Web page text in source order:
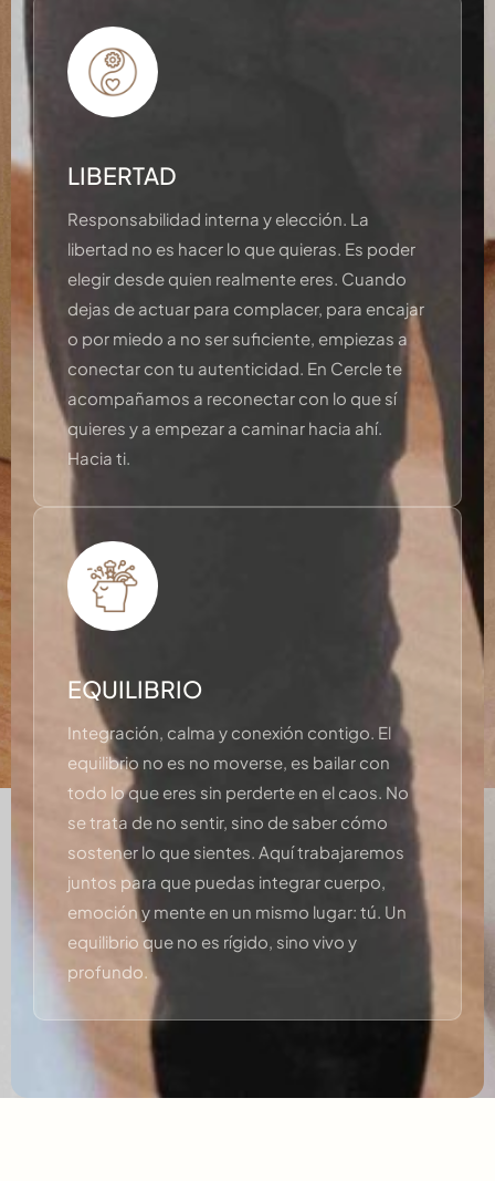
LIBERTAD
Responsabilidad interna y elección. La
libertad no es hacer lo que quieras. Es poder
elegir desde quien realmente eres. Cuando
dejas de actuar para complacer, para encajar
o por miedo a no ser suficiente, empiezas a
conectar con tu autenticidad. En Cercle te
acompañamos a reconectar con lo que sí
quieres y a empezar a caminar hacia ahí.
Hacia ti.
EQUILIBRIO
Integración, calma y conexión contigo. El
equilibrio no es no moverse, es bailar con
todo lo que eres sin perderte en el caos. No
se trata de no sentir, sino de saber cómo
sostener lo que sientes. Aquí trabajaremos
juntos para que puedas integrar cuerpo,
emoción y mente en un mismo lugar: tú. Un
equilibrio que no es rígido, sino vivo y
profundo.